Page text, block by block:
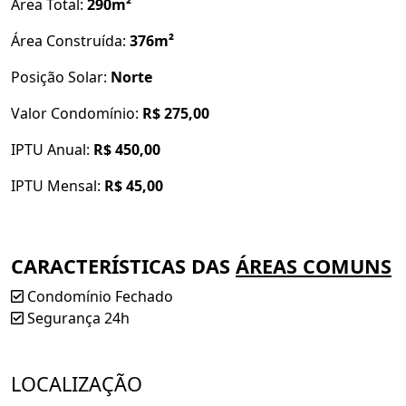
Portaria comcontrole de acesso e segurança 24h
Ronda noturna motorizada
Lago com pista de caminhada
Coleta seletiva de lixo
Um imóvel exclusivo para quem busca
Jardim Nova Cachoeira – Cachoeira Paulista / SP
Área Total: 290m²
Área Construída: 376m²
Posição Solar: Norte
Valor Condomínio: R$ 275,00
IPTU Anual: R$ 450,00
IPTU Mensal: R$ 45,00
CARACTERÍSTICAS DAS ÁREAS COMUNS
Condomínio Fechado
Segurança 24h
LOCALIZAÇÃO